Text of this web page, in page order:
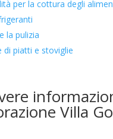
per la cottura degli
la pulizia
di piatti e stoviglie
Villa